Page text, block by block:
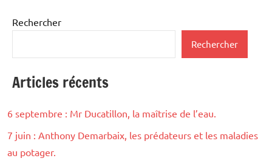
publications
Rechercher
Rechercher
Articles récents
6 septembre : Mr Ducatillon, la maîtrise de l’eau.
7 juin : Anthony Demarbaix, les prédateurs et les maladies
au potager.